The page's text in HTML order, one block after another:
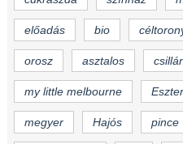
előadás bio
orosz asztalos csillár
my little melbourne
megyer Hajós pince